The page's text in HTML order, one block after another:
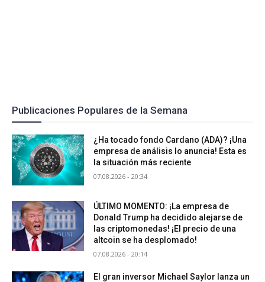
Publicaciones Populares de la Semana
¿Ha tocado fondo Cardano (ADA)? ¡Una
empresa de análisis lo anuncia! Esta es
la situación más reciente
07.08.2026 - 20:34
ÚLTIMO MOMENTO: ¡La empresa de
Donald Trump ha decidido alejarse de
las criptomonedas! ¡El precio de una
altcoin se ha desplomado!
07.08.2026 - 20:14
El gran inversor Michael Saylor lanza un